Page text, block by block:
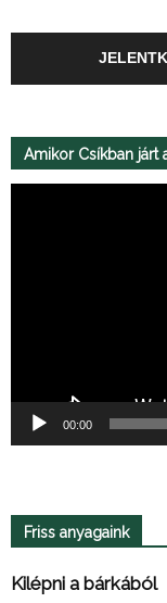
Amikor Csíkban járt
00:00
Friss anyagaink
Kilépni a bárkából